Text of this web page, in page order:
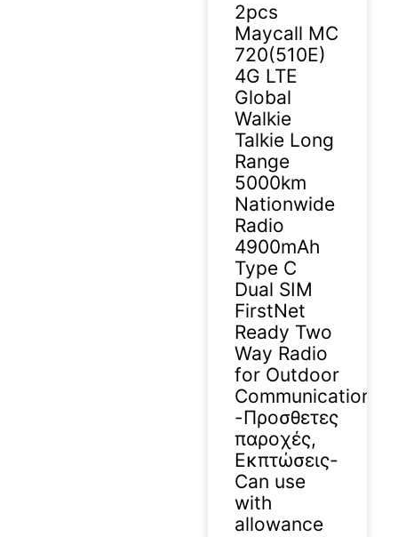
2pcs
Maycall MC
720(510E)
4G LTE
Global
Walkie
Talkie Long
Range
5000km
Nationwide
Radio
4900mAh
Type C
Dual SIM
FirstNet
Ready Two
Way Radio
for Outdoor
Communication
-Προσθετες
παροχές,
Εκπτώσεις-
Can use
with
allowance